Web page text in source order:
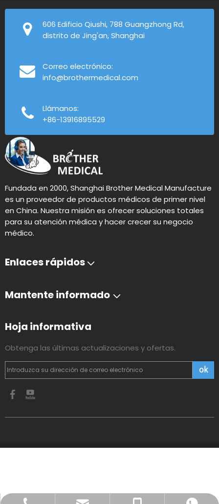
606 Edificio Qiushi, 788 Guangzhong Rd,
distrito de Jing'an, Shanghai
Correo electrónico:
info@brothermedical.com
Llámanos:
+86-13916895529
Fundada en 2000, Shanghai Brother Medical Manufacture
es un proveedor de productos médicos de primer nivel
en China. Nuestra misión es ofrecer soluciones totales
para su atención médica y hacer crecer su negocio
médico.
Enlaces rápidos
Mantente informado
Hoja informativa
Obtenga las últimas actualizaciones y ofertas.
ok